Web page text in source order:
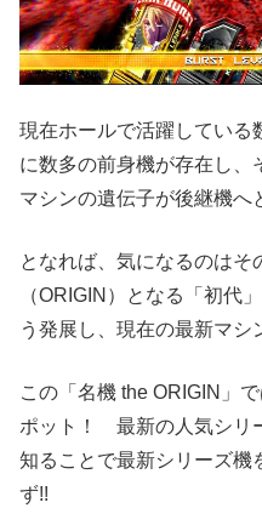
現在ホールで活躍している
に数多の前身機が存在し、
マシンの遺伝子が後継機へ
となれば、気になるのはそ
（ORIGIN）となる「初代
う発展し、現在の最新マシ
この「名機 the ORIGIN」
ポット！ 最新の人気シリ
知ることで最新シリーズ
ず!!